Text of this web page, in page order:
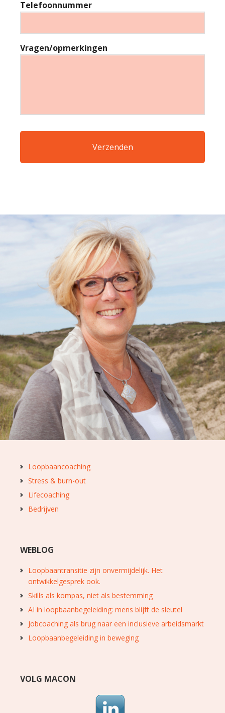
Telefoonnummer
Vragen/opmerkingen
Loopbaancoaching
Stress & burn-out
Lifecoaching
Bedrijven
WEBLOG
Loopbaantransitie zijn onvermijdelijk. Het
ontwikkelgesprek ook.
Skills als kompas, niet als bestemming
AI in loopbaanbegeleiding: mens blijft de sleutel
Jobcoaching als brug naar een inclusieve arbeidsmarkt
Loopbaanbegeleiding in beweging
VOLG MACON